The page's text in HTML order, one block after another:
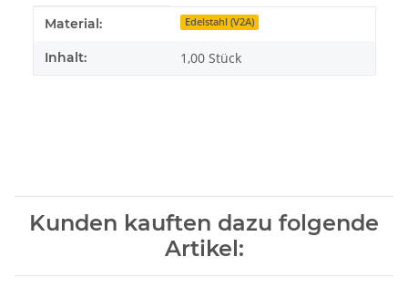
Produkteigenschaft
Wert
Material: Edelstahl (V2A)
Inhalt: 1,00 Stück
Kunden kauften dazu folgende
Artikel: